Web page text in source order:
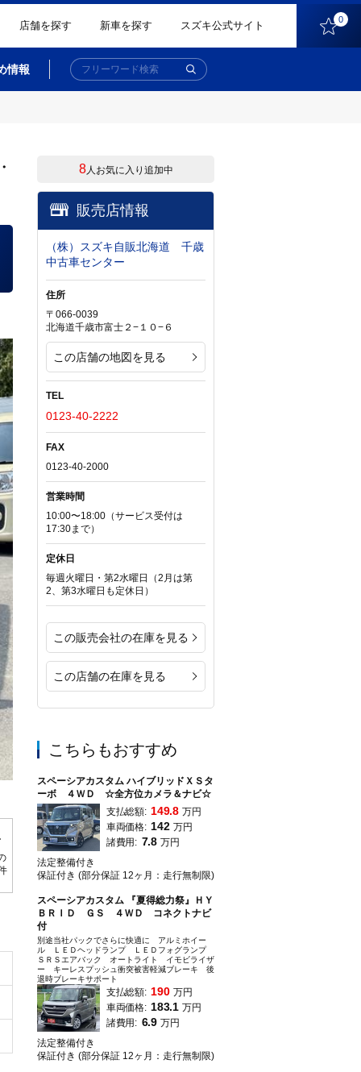
店舗を探す 新車を探す スズキ公式サイト 0
情報
購入後も安心のディーラー整備！半年ごとの点検・オイル交換などをセットに
8人お気に入り追加中
販売店情報
（株）スズキ自販北海道 千歳
中古車センター
住所
〒066-0039
北海道千歳市富士２−１０−６
この店舗の地図を見る
TEL
0123-40-2222
FAX
0123-40-2000
営業時間
10:00〜18:00（サービス受付は
17:30まで）
定休日
毎週火曜日・第2水曜日（2月は第
2、第3水曜日も定休日）
この販売会社の在庫を見る
この店舗の在庫を見る
こちらもおすすめ
スペーシアカスタム ハイブリッドＸＳタ
ーボ ４ＷＤ ☆全方位カメラ＆ナビ☆
支払総額: 149.8 万円
車両価格: 142 万円
諸費用: 7.8 万円
法定整備付き
保証付き (部分保証 12ヶ月：走行無制限)
スペーシアカスタム 『夏得総力祭』ＨＹ
ＢＲＩＤ ＧＳ ４ＷＤ コネクトナビ
付
別途当社パックでさらに快適に アルミホイー
ル ＬＥＤヘッドランプ ＬＥＤフォグランプ
ＳＲＳエアバック オートライト イモビライザ
ー キーレスプッシュ衝突被害軽減ブレーキ 後
退時ブレーキサポート
支払総額: 190 万円
車両価格: 183.1 万円
諸費用: 6.9 万円
法定整備付き
保証付き (部分保証 12ヶ月：走行無制限)